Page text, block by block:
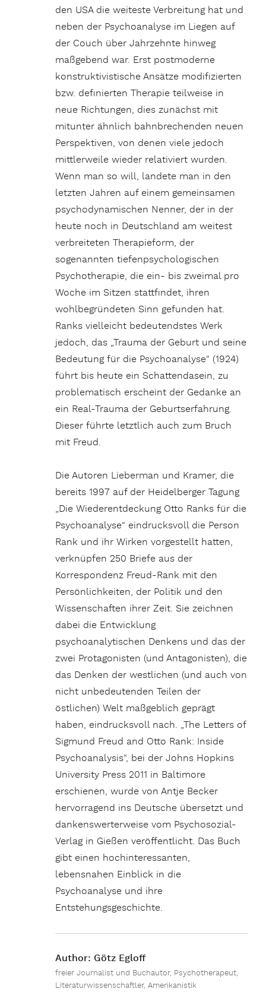
den USA die weiteste Verbreitung hat und
neben der Psychoanalyse im Liegen auf
der Couch über Jahrzehnte hinweg
maßgebend war. Erst postmoderne
konstruktivistische Ansätze modifizierten
bzw. definierten Therapie teilweise in
neue Richtungen, dies zunächst mit
mitunter ähnlich bahnbrechenden neuen
Perspektiven, von denen viele jedoch
mittlerweile wieder relativiert wurden.
Wenn man so will, landete man in den
letzten Jahren auf einem gemeinsamen
psychodynamischen Nenner, der in der
heute noch in Deutschland am weitest
verbreiteten Therapieform, der
sogenannten tiefenpsychologischen
Psychotherapie, die ein- bis zweimal pro
Woche im Sitzen stattfindet, ihren
wohlbegründeten Sinn gefunden hat.
Ranks vielleicht bedeutendstes Werk
jedoch, das „Trauma der Geburt und seine
Bedeutung für die Psychoanalyse“ (1924)
führt bis heute ein Schattendasein, zu
problematisch erscheint der Gedanke an
ein Real-Trauma der Geburtserfahrung.
Dieser führte letztlich auch zum Bruch
mit Freud.
Die Autoren Lieberman und Kramer, die
bereits 1997 auf der Heidelberger Tagung
„Die Wiederentdeckung Otto Ranks für die
Psychoanalyse“ eindrucksvoll die Person
Rank und ihr Wirken vorgestellt hatten,
verknüpfen 250 Briefe aus der
Korrespondenz Freud-Rank mit den
Persönlichkeiten, der Politik und den
Wissenschaften ihrer Zeit. Sie zeichnen
dabei die Entwicklung
psychoanalytischen Denkens und das der
zwei Protagonisten (und Antagonisten), die
das Denken der westlichen (und auch von
nicht unbedeutenden Teilen der
östlichen) Welt maßgeblich geprägt
haben, eindrucksvoll nach. „The Letters of
Sigmund Freud and Otto Rank: Inside
Psychoanalysis“, bei der Johns Hopkins
University Press 2011 in Baltimore
erschienen, wurde von Antje Becker
hervorragend ins Deutsche übersetzt und
dankenswerterweise vom Psychosozial-
Verlag in Gießen veröffentlicht. Das Buch
gibt einen hochinteressanten,
lebensnahen Einblick in die
Psychoanalyse und ihre
Entstehungsgeschichte.
Author: Götz Egloff
freier Journalist und Buchautor, Psychotherapeut,
Literaturwissenschaftler, Amerikanistik